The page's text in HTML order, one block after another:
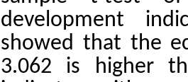
development
showed that the
3.062 is higher